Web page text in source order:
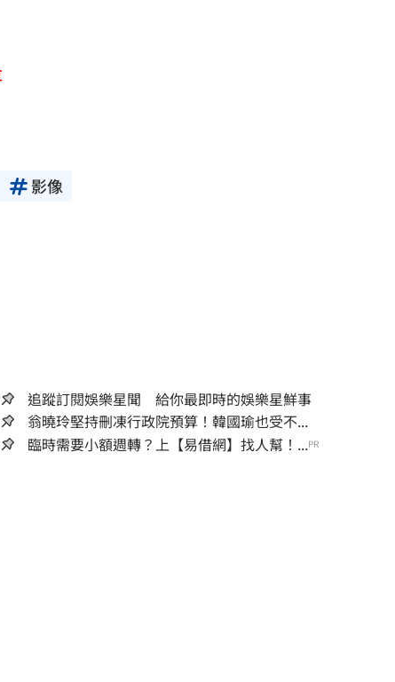
影像
追蹤訂閱娛樂星聞 給你最即時的娛樂星鮮事
翁曉玲堅持刪凍行政院預算！韓國瑜也受不...
臨時需要小額週轉？上【易借網】找人幫！...PR